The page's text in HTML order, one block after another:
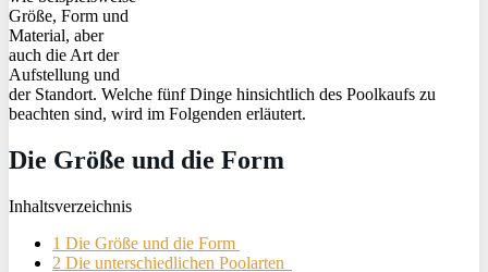
Größe, Form und
Material, aber
auch die Art der
Aufstellung und
der Standort. Welche fünf Dinge hinsichtlich des Poolkaufs zu
beachten sind, wird im Folgenden erläutert.
Die Größe und die Form
Inhaltsverzeichnis
1 Die Größe und die Form
2 Die unterschiedlichen Poolarten